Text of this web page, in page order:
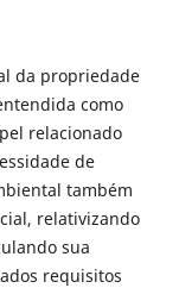
da propriedade
como
relacionado
de
também
relativizando
sua
requisitos